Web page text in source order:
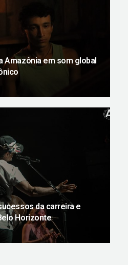
Amazônia em som global
da carreira e
Horizonte